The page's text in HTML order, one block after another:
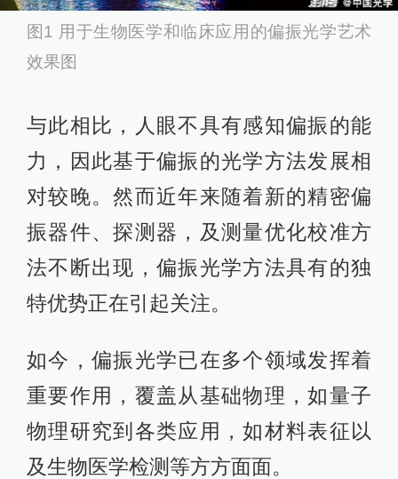
图1 用于生物医学和临床应用的偏振光学艺术
效果图
与此相比，人眼不具有感知偏振的能
力，因此基于偏振的光学方法发展相
对较晚。然而近年来随着新的精密偏
振器件、探测器，及测量优化校准方
法不断出现，偏振光学方法具有的独
特优势正在引起关注。
如今，偏振光学已在多个领域发挥着
重要作用，覆盖从基础物理，如量子
物理研究到各类应用，如材料表征以
及生物医学检测等方方面面。